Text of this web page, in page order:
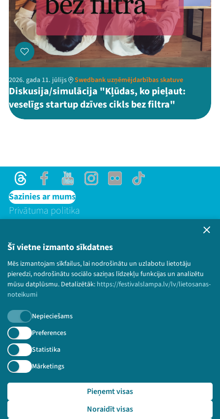
Šī vietne izmanto sīkdatnes
Mēs izmantojam sīkfailus, lai nodrošinātu un uzlabotu lietotāju
pieredzi, nodrošinātu sociālo saziņas līdzekļu funkcijas un analizētu
mūsu datplūsmu. Detalizētāk: https://festivalslampa.lv/lv/lietosanas-
noteikumi
Nepieciešams
Preferences
Statistika
Mārketings
Noraidīt visas
Pieņemt visas
2026. gada 11. jūlijs Swedbank uzņēmējdarbības skatuve
Diskusija/simulācija "Kļūdas, ko pieļaut:
veselīgs startup dzīves cikls bez filtra"
ThreadsFacebookYoutubeInstagram
Flick TikTok
Sazinies ar mums
Privātuma politika
© 2026 Sarunu festivāls LAMPA Visas tiesības
paturētas.
Piesakies jaunumiem!
Nepalaid garām aktuālāko informāciju!
Pieteikties
🔗 https://festivalslampa.lv/lv/video-arhivs/1569?sp
eaker=N%C4%ABderlandes%20Karalistes%20v%C4%93stniec%